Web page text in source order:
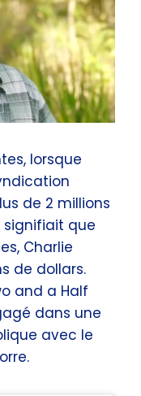
lorsque
de 2 millions
signifiait que
Charlie
de dollars.
and a Half
dans une
avec le